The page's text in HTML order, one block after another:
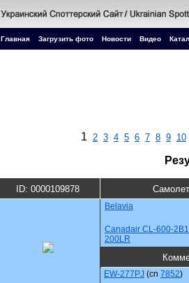
Главная Загрузить фото Новости Видео
1 2 3 4 5 6 7 8 9 10
ID: 0000109878
Belavia
Canadair CL-600-
200LR
EW-277PJ (cn 7852)